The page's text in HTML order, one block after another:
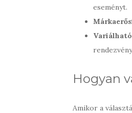
eseményt.
Hogyan
Amikor a